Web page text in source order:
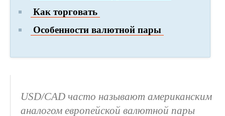
Как торговать
Особенности валютной пары
USD/CAD часто называют американским
аналогом европейской валютной пары